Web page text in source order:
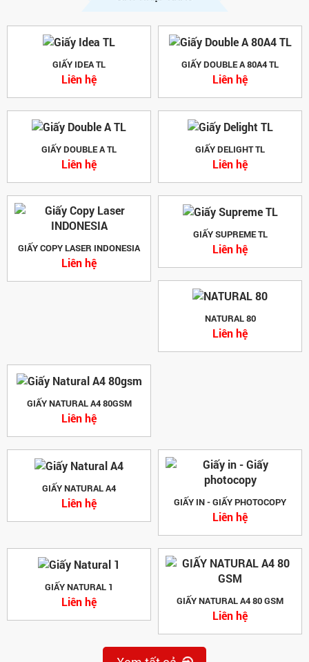
GIẤY IDEA TL
Liên hệ
GIẤY DOUBLE A 80A4 TL
Liên hệ
GIẤY DOUBLE A TL
Liên hệ
GIẤY DELIGHT TL
Liên hệ
GIẤY COPY LASER INDONESIA
Liên hệ
GIẤY SUPREME TL
Liên hệ
NATURAL 80
Liên hệ
GIẤY NATURAL A4 80GSM
Liên hệ
GIẤY NATURAL A4
Liên hệ GIẤY IN - GIẤY PHOTOCOPY
Liên hệ
GIẤY NATURAL 1
Liên hệ GIẤY NATURAL A4 80 GSM
Liên hệ